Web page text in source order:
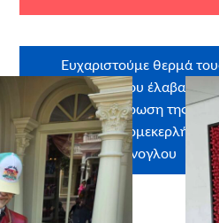
Ευχαριστούμε θερμά
εθελοντές που έλαβαν
στην εκπλήρωση της
Μαρία Περμεκερλή, Εύα
Μάνογλου